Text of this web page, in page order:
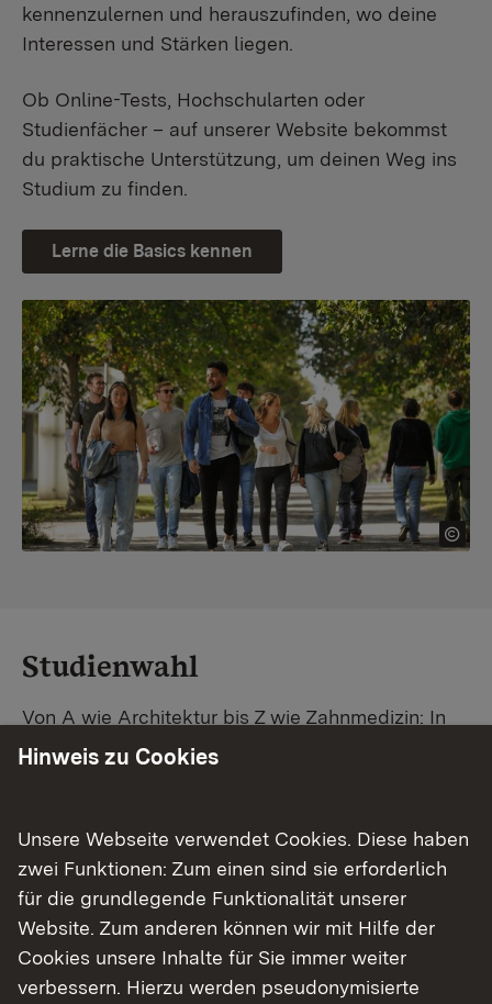
kennenzulernen und herauszufinden, wo deine
Interessen und Stärken liegen.
Ob Online-Tests, Hochschularten oder
Studienfächer – auf unserer Website bekommst
du praktische Unterstützung, um deinen Weg ins
Studium zu finden.
Lerne die Basics kennen
Studienwahl
Von A wie Architektur bis Z wie Zahnmedizin: In
Baden-Württemberg warten unzählige
Studiengangsuche schnell den passenden
Studienplatz. Außerdem gibt's eine Schritt-für-
Schritt-Anleitung zu deinem Traum-Studium.
Finde dein Studium in Baden-Württemberg
Hinweis zu Cookies
Unsere Webseite verwendet Cookies. Diese haben
zwei Funktionen: Zum einen sind sie erforderlich
für die grundlegende Funktionalität unserer
Website. Zum anderen können wir mit Hilfe der
Cookies unsere Inhalte für Sie immer weiter
verbessern. Hierzu werden pseudonymisierte